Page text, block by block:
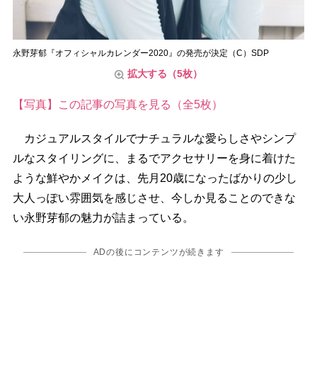
永野芽郁『オフィシャルカレンダー2020』の発売が決定（C）SDP
拡大する（5枚）
【写真】この記事の写真を見る（全5枚）
カジュアルスタイルでナチュラルな愛らしさやシンプ
ルなスタイリングに、まるでアクセサリーを身に着けた
ような鮮やかメイクは、先月20歳になったばかりの少し
大人っぽい雰囲気を感じさせ、今しか見ることのできな
い永野芽郁の魅力が詰まっている。
ADの後にコンテンツが続きます